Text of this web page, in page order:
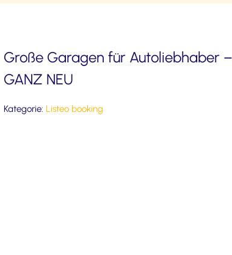
Große Garagen für Autoliebhaber –
GANZ NEU
Kategorie: Listeo booking